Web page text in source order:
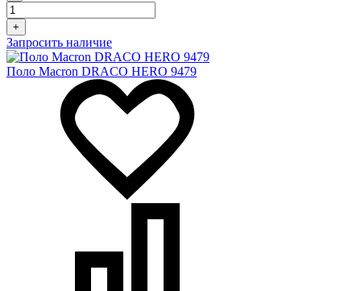
+
Запросить наличие
Поло Macron DRACO HERO 9479